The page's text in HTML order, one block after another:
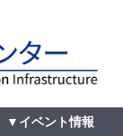
▼イベント情報